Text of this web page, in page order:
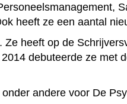
heeft ze een aantal
Ze heeft op de
debuteerde ze met
andere voor De